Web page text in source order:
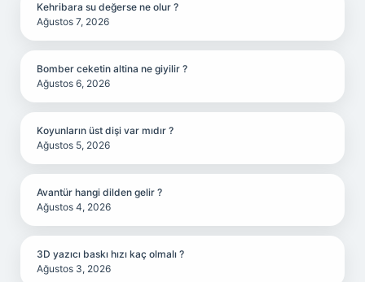
Kehribara su değerse ne olur ?
Ağustos 7, 2026
Bomber ceketin altina ne giyilir ?
Ağustos 6, 2026
Koyunların üst dişi var mıdır ?
Ağustos 5, 2026
Avantür hangi dilden gelir ?
Ağustos 4, 2026
3D yazıcı baskı hızı kaç olmalı ?
Ağustos 3, 2026